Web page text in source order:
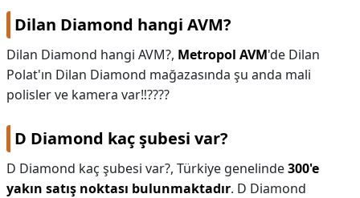
Dilan Diamond hangi AVM?
Dilan Diamond hangi AVM?, Metropol AVM'de Dilan
Polat'ın Dilan Diamond mağazasında şu anda mali
polisler ve kamera var‼️????
D Diamond kaç şubesi var?
D Diamond kaç şubesi var?, Türkiye genelinde300'e
yakın satış noktası bulunmaktadır. D Diamond